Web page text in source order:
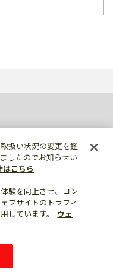
にあたって
扱い状況の変更を鑑
したのでお知らせい
こちら
験を向上させ、コン
ブサイトのトラフィ
しています。
ウェ